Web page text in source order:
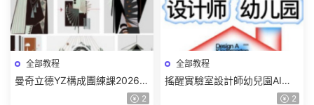
全部教程
曼奇立德YZ構成團練課2026年
8月已結課【畫質高清有課件】
2
全部教程
搖醒實驗室設計師幼兒園AI軟
件基礎課2025【畫質不錯有素
2